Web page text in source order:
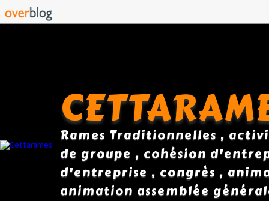
Rames Traditionnelles ,
de groupe , cohésion
d'entreprise , congrès ,
animation assemblée